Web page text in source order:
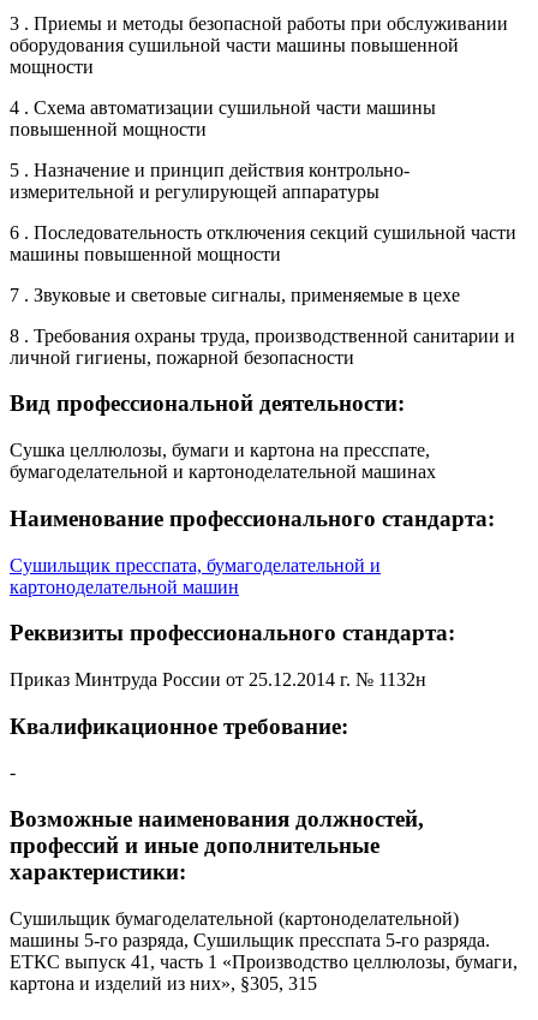
3 . Приемы и методы безопасной работы при обслуживании
оборудования сушильной части машины повышенной
мощности
4 . Схема автоматизации сушильной части машины
повышенной мощности
5 . Назначение и принцип действия контрольно-
измерительной и регулирующей аппаратуры
6 . Последовательность отключения секций сушильной части
машины повышенной мощности
7 . Звуковые и световые сигналы, применяемые в цехе
8 . Требования охраны труда, производственной санитарии и
личной гигиены, пожарной безопасности
Вид профессиональной деятельности:
Сушка целлюлозы, бумаги и картона на пресспате,
бумагоделательной и картоноделательной машинах
Наименование профессионального стандарта:
Сушильщик пресспата, бумагоделательной и
картоноделательной машин
Реквизиты профессионального стандарта:
Приказ Минтруда России от 25.12.2014 г. № 1132н
Квалификационное требование:
-
Возможные наименования должностей,
профессий и иные дополнительные
характеристики:
Сушильщик бумагоделательной (картоноделательной)
машины 5-го разряда, Сушильщик пресспата 5-го разряда.
ЕТКС выпуск 41, часть 1 «Производство целлюлозы, бумаги,
картона и изделий из них», §305, 315